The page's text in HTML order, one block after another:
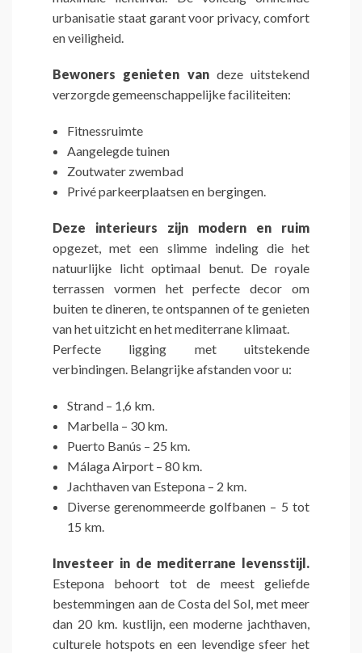
urbanisatie staat garant voor privacy, comfort
en veiligheid.
Bewoners genieten vandeze uitstekend
verzorgde gemeenschappelijke faciliteiten:
Fitnessruimte
Aangelegde tuinen
Zoutwater zwembad
Privé parkeerplaatsen en bergingen.
Deze interieurs zijn modern en ruim
opgezet, met een slimme indeling die het
natuurlijke licht optimaal benut. De royale
terrassen vormen het perfecte decor om
buiten te dineren, te ontspannen of te genieten
van het uitzicht en het mediterrane klimaat.
Perfecte ligging met uitstekende
verbindingen. Belangrijke afstanden voor u:
Strand – 1,6 km.
Marbella – 30 km.
Puerto Banús – 25 km.
Málaga Airport – 80 km.
Jachthaven van Estepona – 2 km.
Diverse gerenommeerde golfbanen – 5 tot
15 km.
Investeer in de mediterrane levensstijl.
Estepona behoort tot de meest geliefde
bestemmingen aan de Costa del Sol, met meer
dan 20 km. kustlijn, een moderne jachthaven,
culturele hotspots en een levendige sfeer het